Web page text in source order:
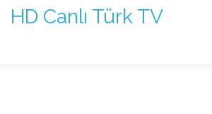
HD Canlı Türk TV